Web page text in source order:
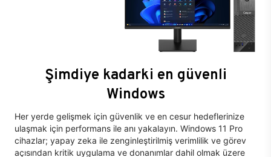
Şimdiye kadarki en güvenli
Windows
Her yerde gelişmek için güvenlik ve en cesur hedeflerinize
ulaşmak için performans ile anı yakalayın. Windows 11 Pro
cihazlar; yapay zeka ile zenginleştirilmiş verimlilik ve görev
açısından kritik uygulama ve donanımlar dahil olmak üzere